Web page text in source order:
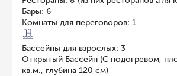
Бары: 6
Комнаты для переговоров: 1
Бассейны для взрослых: 3
Открытый Бассейн (С подогревом,
кв.м., глубина 120 см)